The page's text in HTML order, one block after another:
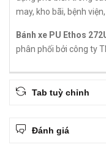
may, kho bãi, bệnh viện,
Bánh xe PU Ethos
phân phối bởi công ty
Tab tuỳ chỉnh
Đánh giá